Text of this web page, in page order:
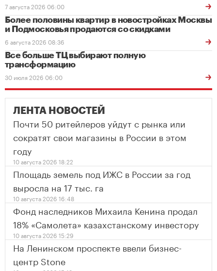
7 августа 2026 06:00
Более половины квартир в новостройках Москвы
и Подмосковья продаются со скидками
6 августа 2026 08:36
Все больше ТЦ выбирают полную
трансформацию
30 июля 2026 06:00
ЛЕНТА НОВОСТЕЙ
Почти 50 ритейлеров уйдут с рынка или
сократят свои магазины в России в этом
году
10 августа 2026 18:22
Площадь земель под ИЖС в России за год
выросла на 17 тыс. га
10 августа 2026 16:48
Фонд наследников Михаила Кенина продал
18% «Самолета» казахстанскому инвестору
10 августа 2026 15:29
На Ленинском проспекте ввели бизнес-
центр Stone